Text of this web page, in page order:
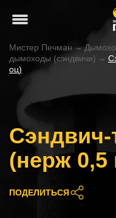
Мистер Печман →
дымоходы (сэндвичи) →
оц)
Сэндвич-
(нерж
ПОДЕЛИТЬСЯ